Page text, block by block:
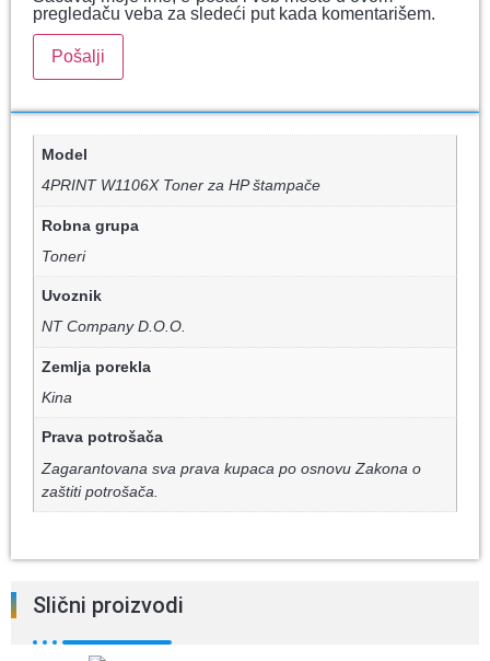
pregledaču veba za sledeći put kada komentarišem.
Model
4PRINT W1106X Toner za HP štampače
Robna grupa
Toneri
Uvoznik
NT Company D.O.O.
Zemlja porekla
Kina
Prava potrošača
Zagarantovana sva prava kupaca po osnovu Zakona o
zaštiti potrošača.
Slični proizvodi